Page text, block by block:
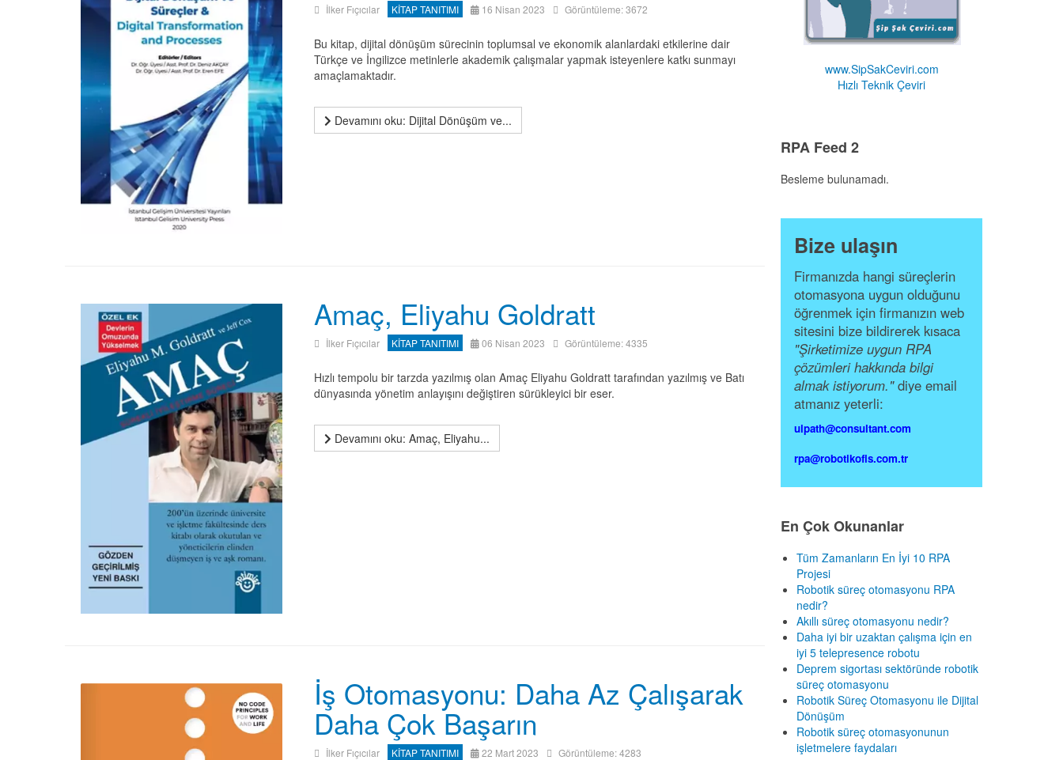
İlker Fıçıcılar KİTAP TANITIMI 16 Nisan 2023 Görüntüleme: 3672
Bu kitap, dijital dönüşüm sürecinin toplumsal ve ekonomik alanlardaki etkilerine dair
Türkçe ve İngilizce metinlerle akademik çalışmalar yapmak isteyenlere katkı sunmayı
amaçlamaktadır.
Devamını oku: Dijital Dönüşüm ve...
Amaç, Eliyahu Goldratt
İlker Fıçıcılar KİTAP TANITIMI 06 Nisan 2023 Görüntüleme: 4335
Hızlı tempolu bir tarzda yazılmış olan Amaç Eliyahu Goldratt tarafından yazılmış ve Batı
dünyasında yönetim anlayışını değiştiren sürükleyici bir eser.
Devamını oku: Amaç, Eliyahu...
İş Otomasyonu: Daha Az Çalışarak
Daha Çok Başarın
İlker Fıçıcılar KİTAP TANITIMI 22 Mart 2023 Görüntüleme: 4283
www.SipSakCeviri.com
Hızlı Teknik Çeviri
RPA Feed 2
Besleme bulunamadı.
Bize ulaşın
Firmanızda hangi süreçlerin
otomasyona uygun olduğunu
öğrenmek için firmanızın web
sitesini bize bildirerek kısaca
"Şirketimize uygun RPA
çözümleri hakkında bilgi
almak istiyorum."diye email
atmanız yeterli:
uipath@consultant.com
rpa@robotikofis.com.tr
En Çok Okunanlar
Tüm Zamanların En İyi 10 RPA
Projesi
Robotik süreç otomasyonu RPA
nedir?
Akıllı süreç otomasyonu nedir?
Daha iyi bir uzaktan çalışma için en
iyi 5 telepresence robotu
Deprem sigortası sektöründe robotik
süreç otomasyonu
Robotik Süreç Otomasyonu ile Dijital
Dönüşüm
Robotik süreç otomasyonunun
işletmelere faydaları